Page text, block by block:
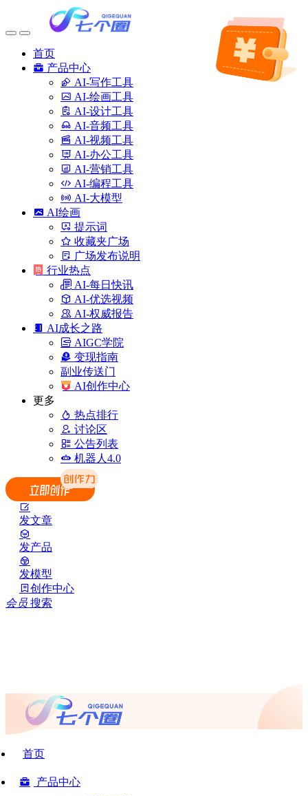
首页
产品中心
AI-写作工具
AI-绘画工具
AI-设计工具
AI-音频工具
AI-视频工具
AI-办公工具
AI-营销工具
AI-编程工具
AI-大模型
AI绘画
提示词
收藏夹广场
广场发布说明
行业热点
AI-每日快讯
AI-优选视频
AI-权威报告
AI成长之路
AIGC学院
变现指南
副业传送门
AI创作中心
更多
热点排行
讨论区
公告列表
机器人4.0
发文章
发产品
发模型
创作中心
会员 搜索
首页
产品中心